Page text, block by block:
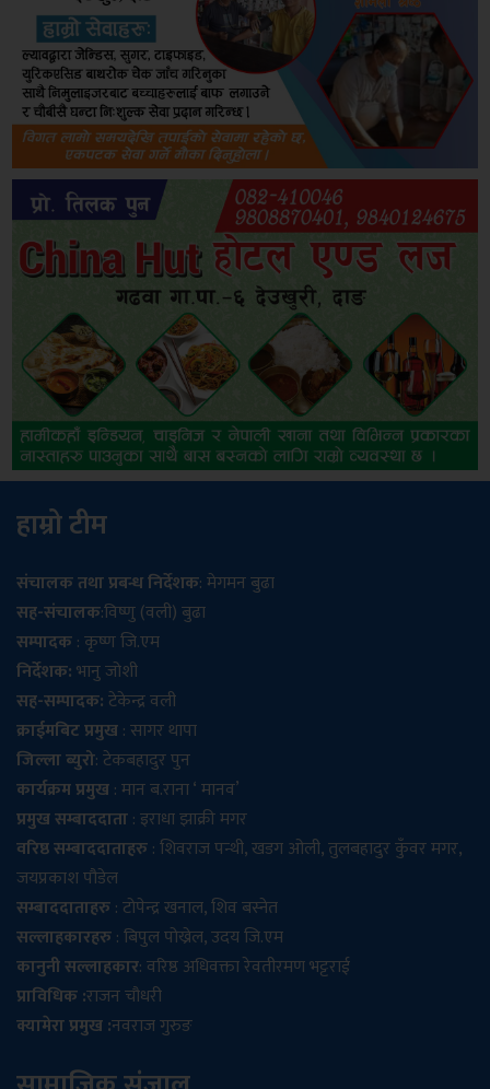
हाम्रो टीम
संचालक तथा प्रबन्ध निर्देशक: मेगमन बुढा
सह-संचालक:विष्णु (वली) बुढा
सम्पादक: कृष्ण जि.एम
निर्देशक:भानु जोशी
सह-सम्पादक:टेकेन्द्र वली
क्राईमबिट प्रमुख: सागर थापा
जिल्ला ब्युरो: टेकबहादुर पुन
कार्यक्रम प्रमुख: मान ब.राना ‘ मानव’
प्रमुख सम्बाददाता: इराधा झाक्री मगर
वरिष्ठ सम्बाददाताहरु: शिवराज पन्थी, खडग ओली, तुलबहादुर कुँवर मगर,
जयप्रकाश पौडेल
सम्बाददाताहरु: टोपेन्द्र खनाल, शिव बस्नेत
सल्लाहकारहरु: बिपुल पोख्रेल, उदय जि.एम
कानुनी सल्लाहकार: वरिष्ठ अधिवक्ता रेवतीरमण भट्टराई
प्राविधिक :राजन चौधरी
क्यामेरा प्रमुख :नवराज गुरुङ